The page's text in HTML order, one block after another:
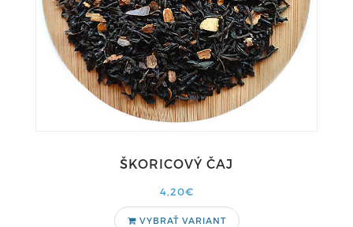
ŠKORICOVÝ ČAJ
4,20€
VYBRAŤ VARIANT